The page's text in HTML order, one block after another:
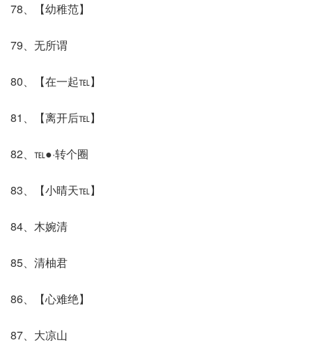
78、【幼稚范】
79、无所谓
80、【在一起℡】
81、【离开后℡】
82、℡●·转个圈
83、【小晴天℡】
84、木婉清
85、清柚君
86、【心难绝】
87、大凉山